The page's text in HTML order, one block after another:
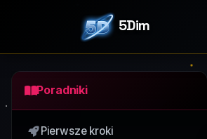
5Dim
Poradniki
Pierwsze kroki